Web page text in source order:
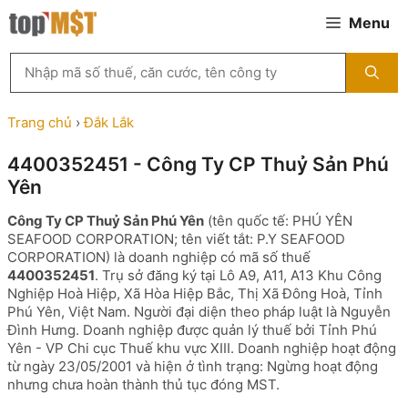
Chuyển
đến
Menu
kiếm
MST
theo
tên
ty,
người
diện
hoặc
mã
số
thuế
...
Trang chủ ›Đắk Lắk
4400352451 - Công Ty CP Thuỷ Sản Phú
Yên
Công Ty CP Thuỷ Sản Phú Yên (tên quốc tế: PHÚ YÊN
SEAFOOD CORPORATION; tên viết tắt: P.Y SEAFOOD
CORPORATION) là doanh nghiệp có mã số thuế
4400352451. Trụ sở đăng ký tại Lô A9, A11, A13 Khu Công
Nghiệp Hoà Hiệp, Xã Hòa Hiệp Bắc, Thị Xã Đông Hoà, Tỉnh
Phú Yên, Việt Nam. Người đại diện theo pháp luật là Nguyễn
Đình Hưng. Doanh nghiệp được quản lý thuế bởi Tỉnh Phú
Yên - VP Chi cục Thuế khu vực XIII. Doanh nghiệp hoạt động
từ ngày 23/05/2001 và hiện ở tình trạng: Ngừng hoạt động
nhưng chưa hoàn thành thủ tục đóng MST.